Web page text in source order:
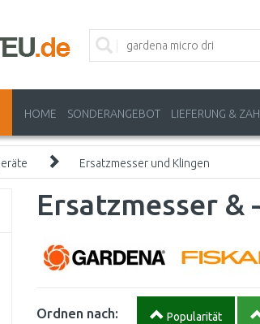
HOME SONDERANGEBOT LIEFERUNG &
Ersatzmesser und Klingen
Ersatzmesser &
Ordnen nach: Popularität